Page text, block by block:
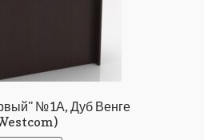
№1А, Дуб Венге